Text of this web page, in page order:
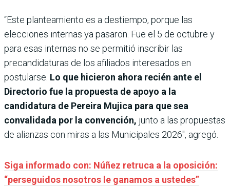
“Este planteamiento es a destiempo, porque las
elecciones internas ya pasaron. Fue el 5 de octubre y
para esas internas no se permitió inscribir las
precandidaturas de los afiliados interesados en
postularse. Lo que hicieron ahora recién ante el
Directorio fue la propuesta de apoyo a la
candidatura de Pereira Mujica para que sea
convalidada por la convención, junto a las propuestas
de alianzas con miras a las Municipales 2026″, agregó.
Siga informado con: Núñez retruca a la oposición:
“perseguidos nosotros le ganamos a ustedes”